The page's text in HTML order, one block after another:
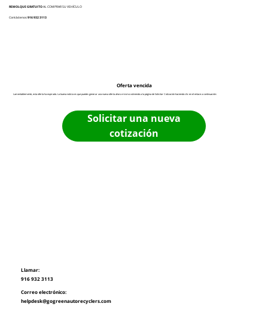
REMOLQUE GRATUITOAL COMPRAR SU VEHÍCULO
Contáctenos:916 932 3113
Oferta vencida
Lamentablemente, esta oferta ha expirado. La buena noticia es que puedes generar una nueva oferta ahora mismo volviendo a la página de Solicitar Cotización haciendo clic en el enlace a continuación:
Solicitar una nueva
cotización
Llamar:
916 932 3113
Correo electrónico:
helpdesk@gogreenautorecyclers.com